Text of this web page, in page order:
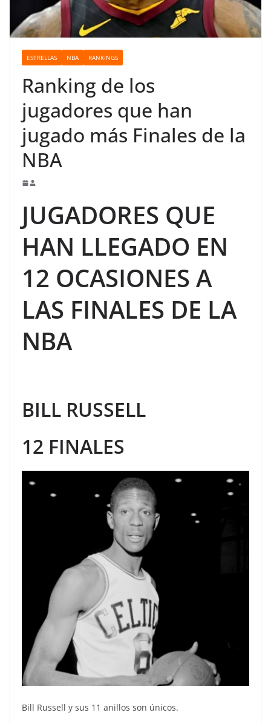
ESTRELLAS NBA RANKINGS
Ranking de los
jugadores que han
jugado más Finales de la
NBA
JUGADORES QUE
HAN LLEGADO EN
12 OCASIONES A
LAS FINALES DE LA
NBA
BILL RUSSELL
12 FINALES
Bill Russell y sus 11 anillos son únicos.